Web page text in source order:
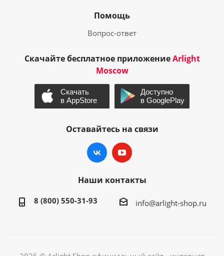
Помощь
Вопрос-ответ
Скачайте бесплатное приложениеArlight
Moscow
Оставайтесь на связи
Наши контакты
8 (800) 550-31-93 info@arlight-shop.ru